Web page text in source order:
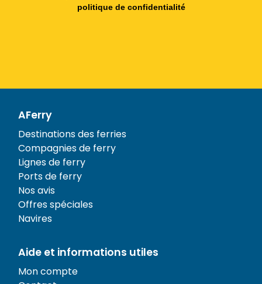
politique de confidentialité
AFerry
Destinations des ferries
Compagnies de ferry
Lignes de ferry
Ports de ferry
Nos avis
Offres spéciales
Navires
Aide et informations utiles
Mon compte